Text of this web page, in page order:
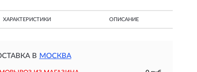
ХАРАКТЕРИСТИКИ ОПИСАНИЕ
В МОСКВА